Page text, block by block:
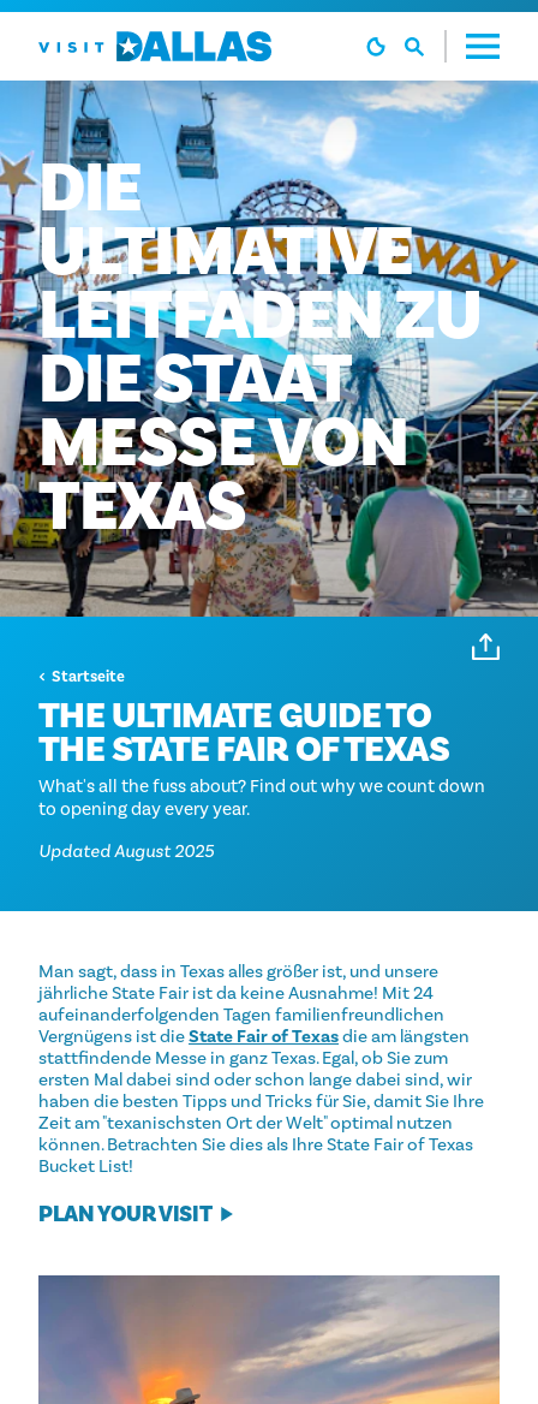
Zum Inhalt springen
DIE
ULTIMATIVE
LEITFADENZU
DIESTAAT
MESSEVON
TEXAS
Startseite
THE ULTIMATE GUIDE TO
THE STATE FAIR OF TEXAS
What's all the fuss about? Find out why we count down
to opening day every year.
Updated August 2025
Man sagt, dass in Texas alles größer ist, und unsere
jährliche State Fair ist da keine Ausnahme! Mit 24
aufeinanderfolgenden Tagen familienfreundlichen
Vergnügens ist dieState Fair of Texasdie am längsten
stattfindende Messe in ganz Texas. Egal, ob Sie zum
ersten Mal dabei sind oder schon lange dabei sind, wir
haben die besten Tipps und Tricks für Sie, damit Sie Ihre
Zeit am "texanischsten Ort der Welt" optimal nutzen
können. Betrachten Sie dies als Ihre State Fair of Texas
Bucket List!
PLAN YOUR VISIT